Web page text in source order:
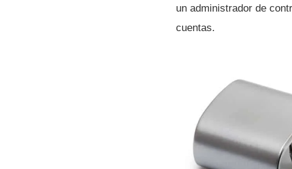
un administrador de
cuentas.